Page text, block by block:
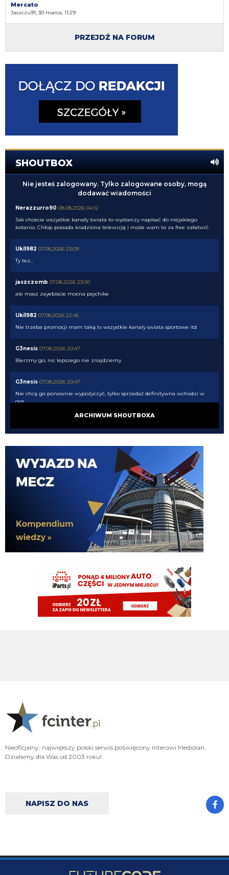
Mercato
Jaszczu91, 30 marca, 11:29
PRZEJDŹ NA FORUM
SHOUTBOX
Nie jesteś zalogowany. Tylko zalogowane osoby, mogą
dodawać wiadomości
Nerazzurro90 08.08.2026 04:12
Jak chcecie wszystkie kanały świata to wystarczy napisać do niejakiego
kotanio. Chłop posiada kradziona telewizję i może wam to za free załatwić.
Uki1982 07.08.2026 23:09
Ty tez...
jaszczomb 07.08.2026 23:00
ale masz zayebiscie mocna psychike
Uki1982 07.08.2026 22:45
Nie trzeba promocji mam taką tv wszystkie kanaly swiata sportowe itd
G3nesis 07.08.2026 20:47
Bierzmy go, nic lepszego nie znajdziemy
G3nesis 07.08.2026 20:47
Nie chcą go ponownie wypożyczyć, tylko sprzedaż definitywna wchodzi w
grę
Cancelo wrócił do Al Hilal
Nerazzurro90
07.08.2026 19:42
Botmon publicznie czci zmarlego bandyte piscitelliego brak slow obraz
nedzy i rozpaczy
G3nesis
07.08.2026 19:15
Hehe 😁
Adriano ty already dead a nie forever he xd
FENDI_SOSA 07.08.2026 18:56
Oleeks ciśnij go he
Adriano_forever
typ jest odklejony
Wiem, że on tutaj coś pisał, pewnie ma w zwyczaju też czytać i pompować
sobie ego na każdą wspominkę o nim xD Żałosny typek
martins2000 07.08.2026 16:21
Lucumi ustalił z Juventusem 5-letni kontrakt wart 2,5 mln € rocznie.
ARCHIWUM SHOUTBOXA
Nieoficjalny, największy polski serwis poświęcony Interowi Mediolan.
Działamy dla Was od 2003 roku!
NAPISZ DO NAS